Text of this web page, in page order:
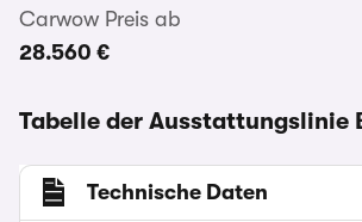
Carwow Preis ab
28.560 €
Tabelle der Ausstattungslinie
Technische Daten